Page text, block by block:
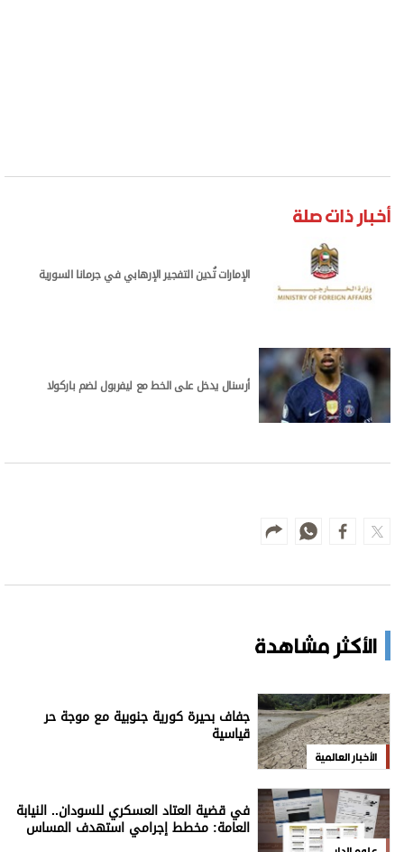
أخبار ذات صلة
الإمارات تُدين التفجير الإرهابي في جرمانا السورية
أرسنال يدخل على الخط مع ليفربول لضم باركولا
الأكثر مشاهدة
الأخبار العالمية
جفاف بحيرة كورية جنوبية مع موجة حر
قياسية
في قضية العتاد العسكري للسودان.. النيابة
العامة: مخطط إجرامي استهدف المساس